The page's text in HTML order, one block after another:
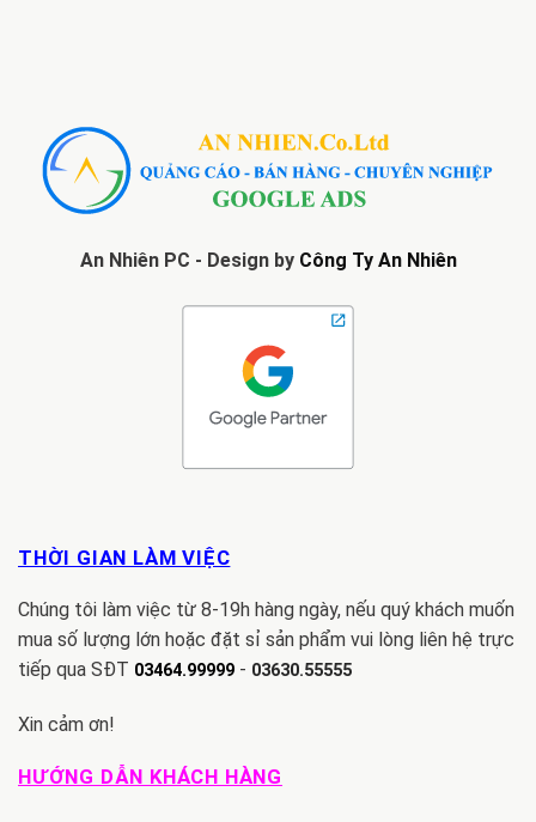
An Nhiên PC - Design by Công Ty An Nhiên
THỜI GIAN LÀM VIỆC
Chúng tôi làm việc từ 8-19h hàng ngày, nếu quý khách muốn
mua số lượng lớn hoặc đặt sỉ sản phẩm vui lòng liên hệ trực
tiếp qua SĐT 03464.99999 - 03630.55555
Xin cảm ơn!
HƯỚNG DẪN KHÁCH HÀNG